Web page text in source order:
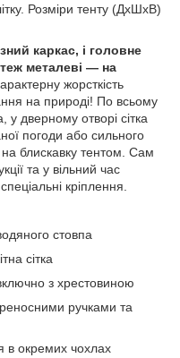
Розміри тенту (ДхШхВ)
каркас, і головне
металеві — на
жорсткість
на природі! По всьому
у дверному отворі сітка
погоди або сильного
на блискавку тентом. Сам
та у вільний час
кріплення.
стовпа
сітка
з хрестовиною
ручками та
в окремих чохлах